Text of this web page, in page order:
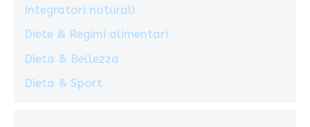
Integratori naturali
Diete & Regimi alimentari
Dieta & Bellezza
Dieta & Sport